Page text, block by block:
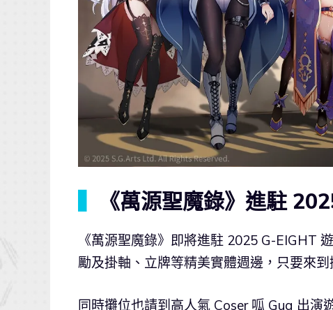
《萬源聖魔錄》進駐
《萬源聖魔錄》即將進駐 2025 G-EIGHT
勵及掛軸、立牌等精美實體週邊，只要來
同時攤位也請到高人氣 Coser 呱 Gua 出